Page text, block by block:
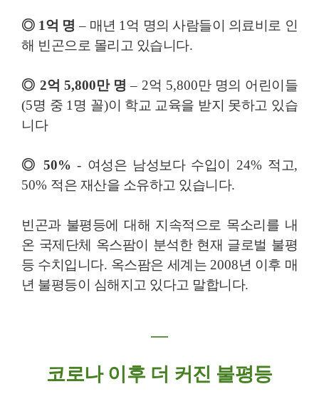
◎ 1억 명– 매년 1억 명의 사람들이 의료비로 인
해 빈곤으로 몰리고 있습니다.
◎ 2억 5,800만 명– 2억 5,800만 명의 어린이들
(5명 중 1명 꼴)이 학교 교육을 받지 못하고 있습
니다
◎ 50%- 여성은 남성보다 수입이 24% 적고,
50% 적은 재산을 소유하고 있습니다.
빈곤과 불평등에 대해 지속적으로 목소리를 내
온 국제단체 옥스팜이 분석한 현재 글로벌 불평
등 수치입니다. 옥스팜은 세계는 2008년 이후 매
년 불평등이 심해지고 있다고 말합니다.
―
코로나 이후 더 커진 불평등